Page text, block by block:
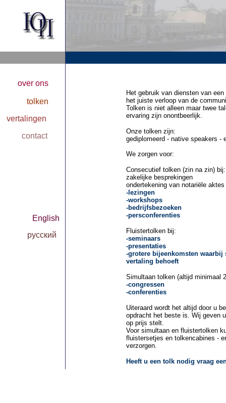
Het gebruik van diensten van
het juiste verloop van de
Tolken is niet alleen maar twee
ervaring zijn onontbeerlijk.
Onze tolken zijn:
gediplomeerd - native speakers -
We zorgen voor:
Consecutief tolken (zin na zin) bij:
zakelijke besprekingen
ondertekening van notariële aktes
-lezingen
-workshops
-bedrijfsbezoeken
-persconferenties
Fluistertolken bij:
-seminaars
-presentaties
-grotere bijeenkomsten waarbij
vertaling behoeft
Simultaan tolken (altijd minimaal
-congressen
-conferenties
Uiteraard wordt het altijd door u
opdracht het beste is. Wij geven
op prijs stelt.
Voor simultaan en fluistertolken
fluistersetjes en tolkencabines -
verzorgen.
Heeft u een tolk nodig vraag
over ons
tolken
vertalingen
contact
English
русский